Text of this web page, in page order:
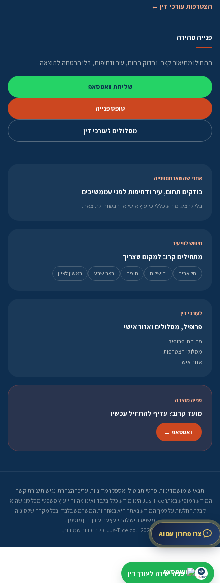
הצטרפות עורכי דין ←
פנייה מהירה
התחילו מתיאור קצר. נבדוק תחום, עיר ודחיפות, בלי הבטחה לתוצאה.
שליחת וואטסאפ
טופס פנייה
מסלולים לעורכי דין
אחרי שהשארתם פנייה
בודקים תחום, עיר ודחיפות לפני שממשיכים
בלי להציג מידע כללי כייעוץ אישי או הבטחה לתוצאה.
חיפוש לפי עיר
מתחילים קרוב למקום שצריך
תל אביב ירושלים חיפה באר שבע ראשון לציון
לעורכי דין
פרופיל, מסלולים ואזור אישי
פתיחת פרופיל
מסלולי הצטרפות
אזור אישי
פנייה מהירה
מועד קרוב? עדיף להתחיל עכשיו
וואטסאפ ←
תנאי שימושמדיניות פרטיותביטול ואספקהמדיניות עריכההצהרת נגישותיצירת קשר
המידע המופיע באתר Jus-Tice הינו מידע כללי בלבד ואינו מהווה ייעוץ משפטי מכל סוג שהוא.
קבלת החלטות על סמך המידע באתר היא באחריות המשתמש בלבד. בכל מקרה של סוגיה
משפטית יש להתייעץ עם עורך דין מוסמך.
© 2026 Jus-Tice.co.il. כל הזכויות שמורות.
צרו פתרון עם AI
פניה ישירה לעורך דין